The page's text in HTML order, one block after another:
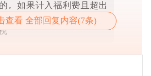
。如果计入福利费且超出
除比例，那么可能就要多
查看 全部回复内容(7条)